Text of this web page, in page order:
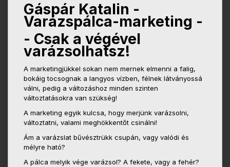
Gáspár Katalin -
Varázspálca-marketing -
- Csak a végével
varázsolhatsz!
A marketingjükkel sokan nem mernek elmenni a falig,
bokáig tocsognak a langyos vízben, félnek látványossá
válni, pedig a változáshoz minden szinten
változtatásokra van szükség!
A marketing egyik kulcsa, hogy merjünk varázsolni,
változtatni, valami meghökkentőt csinálni!
Ám a varázslat bűvésztrükk csupán, vagy valódi és
mélyre ható?
A pálca melyik vége varázsol? A fekete, vagy a fehér?